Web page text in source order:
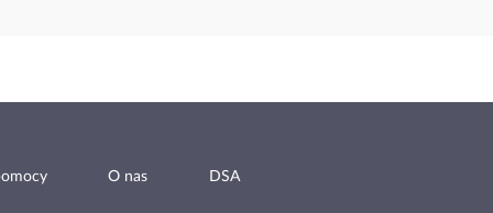
O nas DSA